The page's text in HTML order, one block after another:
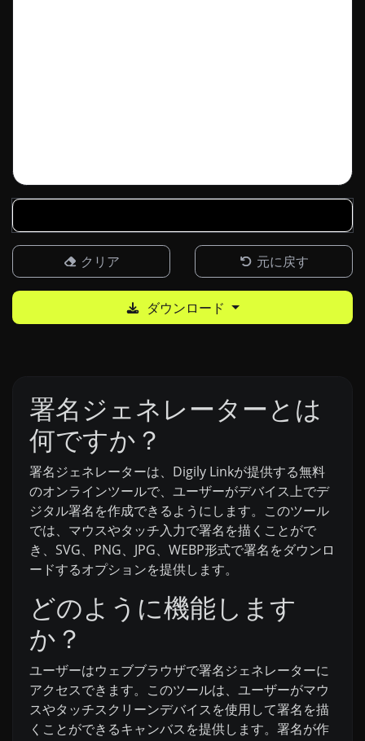
クリア 元に戻す
ダウンロード
署名ジェネレーターとは
何ですか？
署名ジェネレーターは、Digily Linkが提供する無料
のオンラインツールで、ユーザーがデバイス上でデ
ジタル署名を作成できるようにします。このツール
では、マウスやタッチ入力で署名を描くことがで
き、SVG、PNG、JPG、WEBP形式で署名をダウンロ
ードするオプションを提供します。
どのように機能します
か？
ユーザーはウェブブラウザで署名ジェネレーターに
アクセスできます。このツールは、ユーザーがマウ
スやタッチスクリーンデバイスを使用して署名を描
くことができるキャンバスを提供します。署名が作